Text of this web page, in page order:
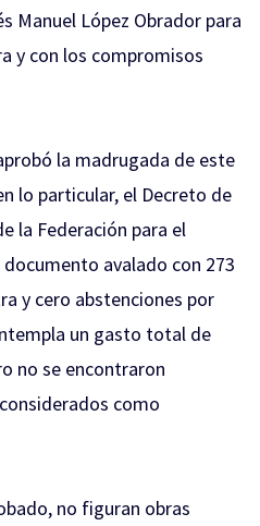
Manuel López Obrador para
y con los compromisos
la madrugada de este
lo particular, el Decreto de
la Federación para el
documento avalado con 273
y cero abstenciones por
un gasto total de
no se encontraron
como
no figuran obras